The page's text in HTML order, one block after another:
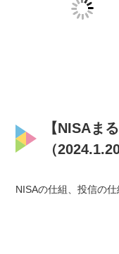
【NISAま
（2024.1.20
NISAの仕組、投信の